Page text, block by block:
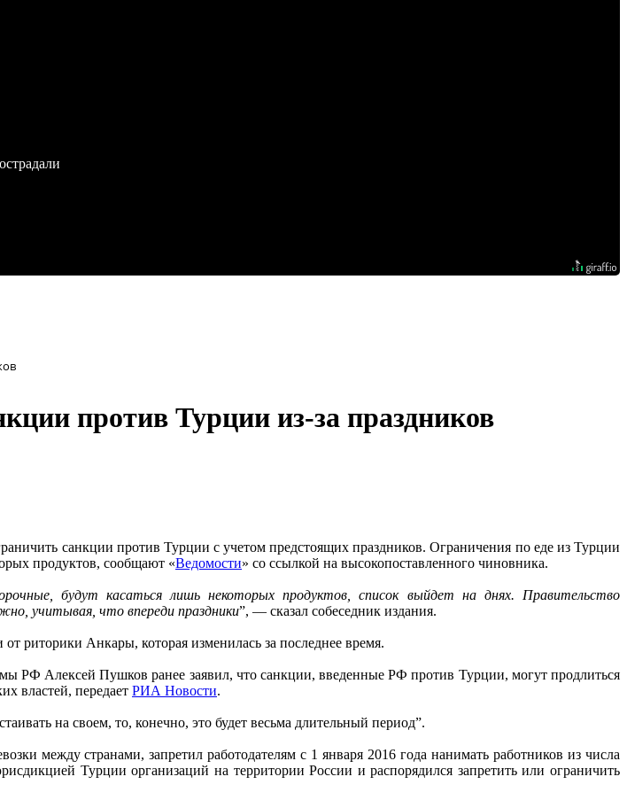
против Турции из-за праздников
санкции против Турции с учетом предстоящих праздников. Ограничения по еде из Турции
продуктов, сообщают «Ведомости» со ссылкой на высокопоставленного чиновника.
будут касаться лишь некоторых продуктов, список выйдет на днях. Правительство
учитывая, что впереди праздники”, — сказал собеседник издания.
риторики Анкары, которая изменилась за последнее время.
РФ Алексей Пушков ранее заявил, что санкции, введенные РФ против Турции, могут продлиться
властей, передает РИА Новости.
на своем, то, конечно, это будет весьма длительный период”.
между странами, запретил работодателям с 1 января 2016 года нанимать работников из числа
Турции организаций на территории России и распорядился запретить или ограничить